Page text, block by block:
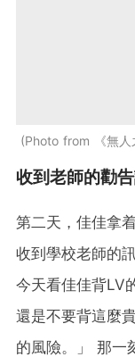
Photo from 《無人
收到老師的勸
第二天，佳佳拿
收到學校老師的
今天看佳佳背LV
還是不要背這麼
的風險。」 那一